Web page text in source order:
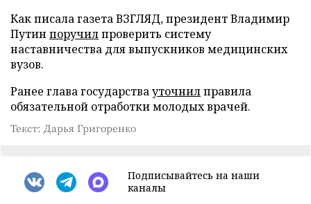
Как писала газета ВЗГЛЯД, президент Владимир
Путин поручилпроверить систему
наставничества для выпускников медицинских
вузов.
Ранее глава государствауточнилправила
обязательной отработки молодых врачей.
Текст: Дарья Григоренко
Подписывайтесь на наши
каналы